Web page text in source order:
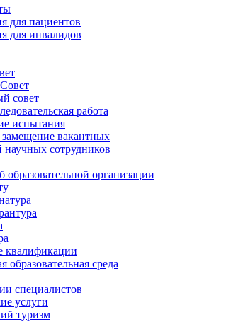
для пациентов
для инвалидов
совет
работа
испытания
вакантных
научных сотрудников
образовательной организации
образовательная среда
специалистов
услуги
туризм